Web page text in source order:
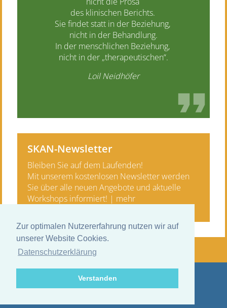
Zur optimalen Nutzererfahrung nutzen wir auf
unserer Website Cookies.
Datenschutzerklärung
Verstanden
des klinischen Berichts.
Sie findet statt in der Beziehung,
nicht in der Behandlung.
In der menschlichen Beziehung,
nicht in der „therapeutischen“.
Loil Neidhöfer
SKAN-Newsletter
Bleiben Sie auf dem Laufenden!
Mit unserem kostenlosen News­letter werden
Sie über alle neuen Angebote und aktuelle
Work­shops informiert! | mehr